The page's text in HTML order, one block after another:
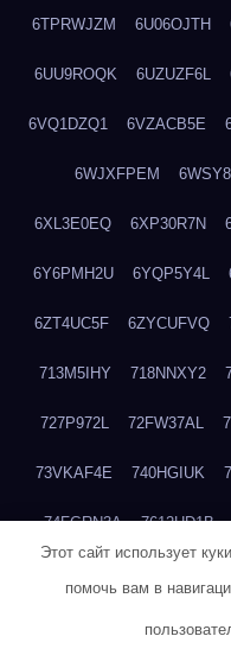
6TPRWJZM 6U06OJTH
6UU9ROQK 6UZUZF6L
6VQ1DZQ1 6VZACB5E
6WJXFPEM
6XL3E0EQ 6XP30R7N
6Y6PMH2U 6YQP5Y4L
6ZT4UC5F 6ZYCUFVQ
713M5IHY 718NNXY2
727P972L 72FW37AL
73VKAF4E 740HGIUK
74FGRN3A 7612HD1B
Этот сайт использует
помочь вам в